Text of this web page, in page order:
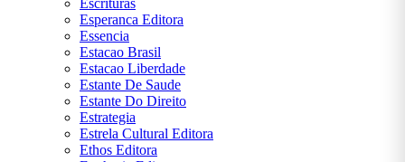
Escrituras
Esperanca Editora
Essencia
Estacao Brasil
Estacao Liberdade
Estante De Saude
Estante Do Direito
Estrategia
Estrela Cultural Editora
Ethos Editora